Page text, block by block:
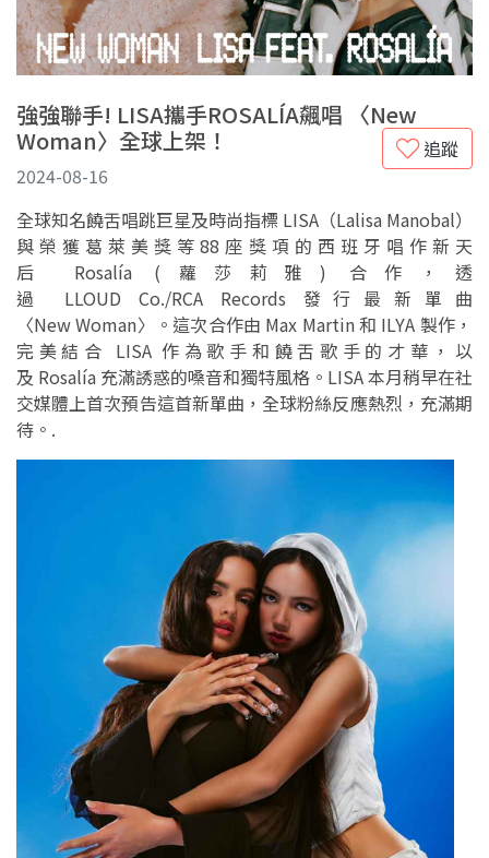
強強聯手! LISA攜手ROSALÍA飆唱 〈New
Woman〉全球上架！
追蹤
2024-08-16
全球知名饒舌唱跳巨星及時尚指標 LISA（Lalisa Manobal）
與榮獲葛萊美獎等88座獎項的西班牙唱作新天
后 Rosalía (蘿莎莉雅) 合作，透
過 LLOUD Co./RCA Records 發行最新單曲
〈New Woman〉。這次合作由 Max Martin 和 ILYA 製作，
完美結合 LISA 作為歌手和饒舌歌手的才華，以
及 Rosalía 充滿誘惑的嗓音和獨特風格。LISA 本月稍早在社
交媒體上首次預告這首新單曲，全球粉絲反應熱烈，充滿期
待。.